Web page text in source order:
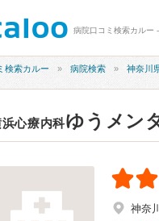
病院口コミ検索カルー
検索カルー 病院検索 神奈川
心療内科ゆうメン
神奈